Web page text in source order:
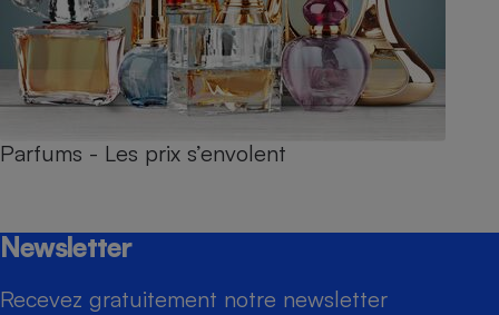
Parfums - Les prix s’envolent
Newsletter
Recevez gratuitement notre newsletter